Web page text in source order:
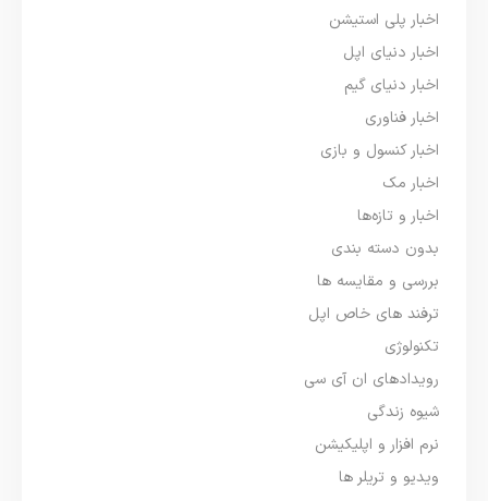
اخبار پلی استیشن
اخبار دنیای اپل
اخبار دنیای گیم
اخبار فناوری
اخبار کنسول و بازی
اخبار مک
اخبار و تازه‌ها
بدون دسته بندی
بررسی و مقایسه ها
ترفند های خاص اپل
تکنولوژی
رویدادهای ان آی سی
شیوه زندگی
نرم افزار و اپلیکیشن
ویدیو و تریلر ها